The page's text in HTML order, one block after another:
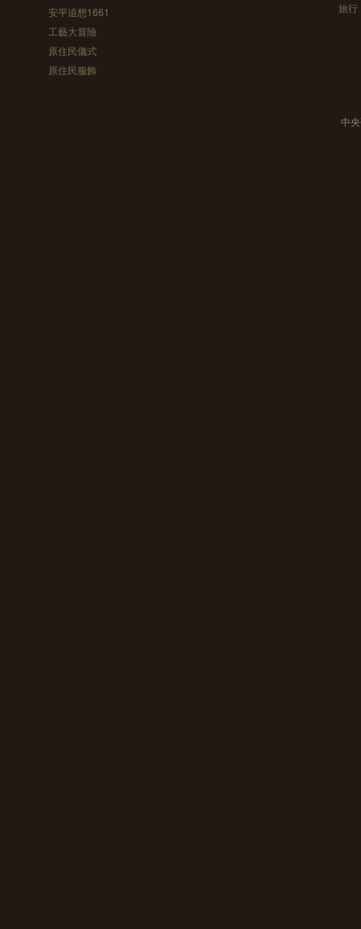
安平追想1661
工藝大冒險
原住民儀式
原住民服飾
旅行
中